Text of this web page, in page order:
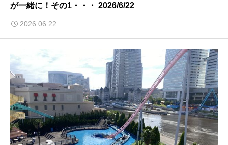
が一緒に！その1・・・ 2026/6/22
2026.06.22